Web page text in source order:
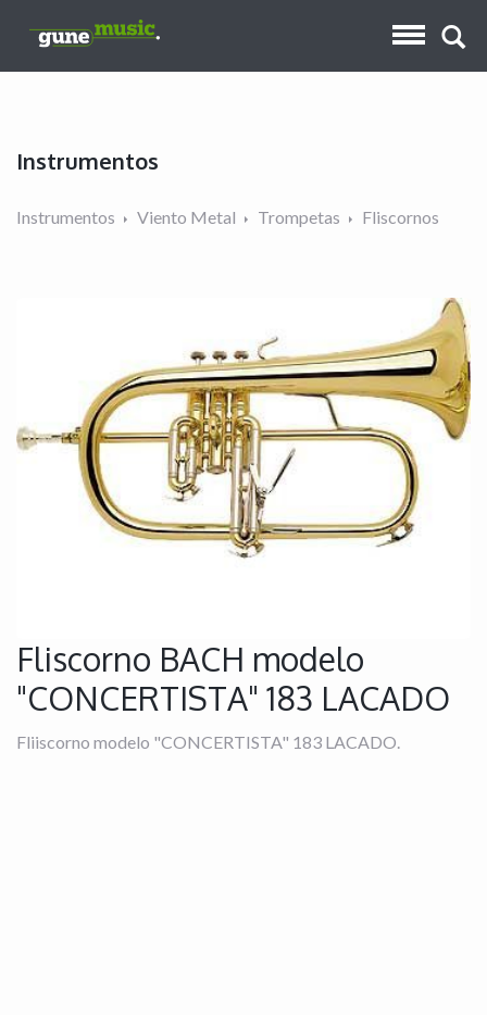
Instrumentos
Instrumentos Viento Metal Trompetas Fliscornos
Fliscorno BACH modelo
"CONCERTISTA" 183 LACADO
Fliiscorno modelo "CONCERTISTA" 183 LACADO.